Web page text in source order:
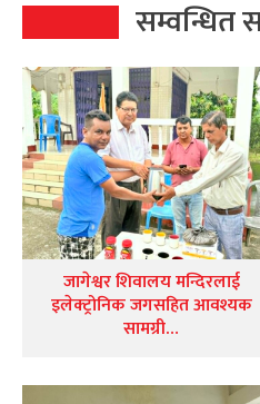
सम्वन्धित
जागेश्वर शिवालय मन्दिरलाई
इलेक्ट्रोनिक जगसहित आवश्यक
सामग्री…